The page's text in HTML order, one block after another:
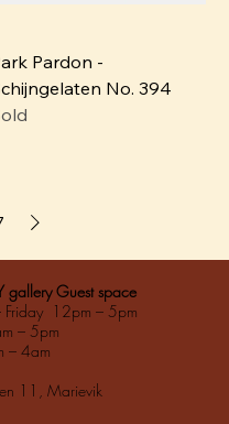
Pardon -
No. 394
gallery Guest space
Friday 12pm – 5pm
– 5pm
– 4am
11, Marievik